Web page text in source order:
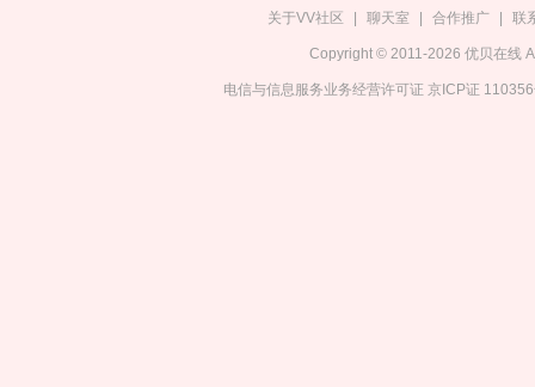
关于VV社区 聊天室 合作推广 联
Copyright © 2011-2026 优贝在线
电信与信息服务业务经营许可证 京ICP证